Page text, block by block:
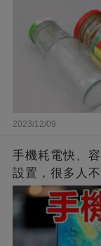
2023/12/09
手機耗電快、
設置，很多人